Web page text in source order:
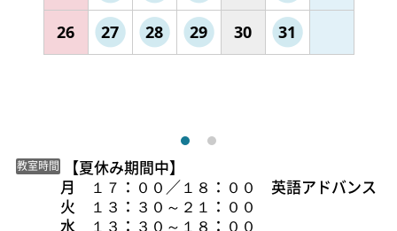
26 27 28 29 30 31
教室時間
【夏休み期間中】
月　１７：００／１８：００　英語アドバンス
火　１３：３０～２１：００
水　１３：３０～１８：００